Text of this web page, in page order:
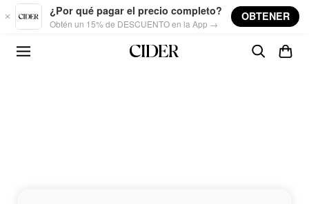
Skip to main content
¿Por qué pagar el precio completo?
Obtén un 15% de DESCUENTO en la App →
OBTENER